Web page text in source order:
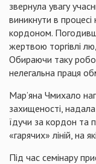
звернула увагу
виникнути в
кордоном.
жертвою торгівлі
Обираючи таку
нелегальна праця
Мар’яна Чмихало
захищеності,
їдучи за кордон та
«гарячих» ліній, на
Під час семінару